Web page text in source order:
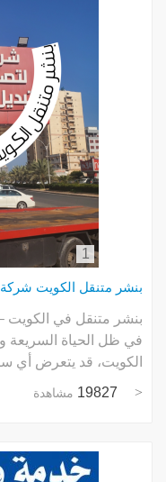
1
بنشر متنقل الكويت شركة
في ظل الحياة السريعة
الكويت، قد يتعرض أي
19827 مشاهدة